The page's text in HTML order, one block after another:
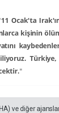
11 Ocak'ta
kişinin
"
ve diğer